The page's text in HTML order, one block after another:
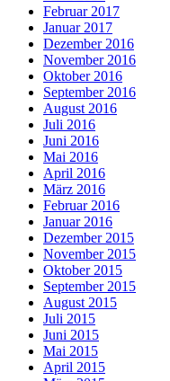
Februar 2017
Januar 2017
Dezember 2016
November 2016
Oktober 2016
September 2016
August 2016
Juli 2016
Juni 2016
Mai 2016
April 2016
März 2016
Februar 2016
Januar 2016
Dezember 2015
November 2015
Oktober 2015
September 2015
August 2015
Juli 2015
Juni 2015
Mai 2015
April 2015